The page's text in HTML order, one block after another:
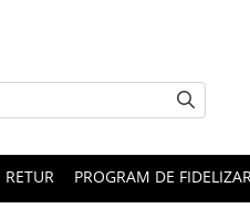
RETUR PROGRAM DE